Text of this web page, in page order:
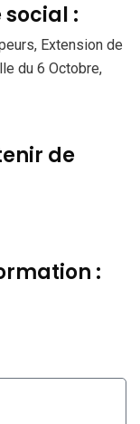
social :
Extension de
du 6 Octobre,
de
: